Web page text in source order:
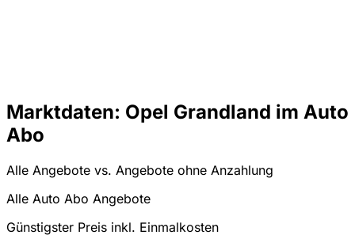
Marktdaten: Opel Grandland im Auto
Abo
Alle Angebote vs. Angebote ohne Anzahlung
Alle Auto Abo Angebote
Günstigster Preis inkl. Einmalkosten